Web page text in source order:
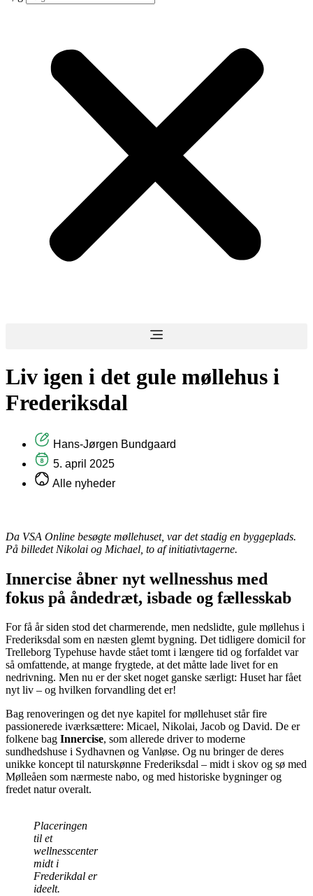
Liv igen i det gule møllehus i
Frederiksdal
Hans-Jørgen Bundgaard
5. april 2025
Alle nyheder
Da VSA Online besøgte møllehuset, var det stadig en byggeplads.
På billedet Nikolai og Michael, to af initiativtagerne.
Innercise åbner nyt wellnesshus med
fokus på åndedræt, isbade og fællesskab
For få år siden stod det charmerende, men nedslidte, gule møllehus i
Frederiksdal som en næsten glemt bygning. Det tidligere domicil for
Trelleborg Typehuse havde stået tomt i længere tid og forfaldet var
så omfattende, at mange frygtede, at det måtte lade livet for en
nedrivning. Men nu er der sket noget ganske særligt: Huset har fået
nyt liv – og hvilken forvandling det er!
Bag renoveringen og det nye kapitel for møllehuset står fire
passionerede iværksættere: Micael, Nikolai, Jacob og David. De er
folkene bag Innercise, som allerede driver to moderne
sundhedshuse i Sydhavnen og Vanløse. Og nu bringer de deres
unikke koncept til naturskønne Frederiksdal – midt i skov og sø med
Mølleåen som nærmeste nabo, og med historiske bygninger og
fredet natur overalt.
Placeringen
til et
wellnesscenter
midt i
Frederikdal er
ideelt.